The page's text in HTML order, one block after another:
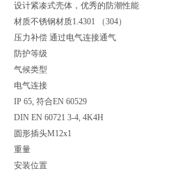
设计紧凑式壳体，优秀的防潮性能
材质不锈钢材质1.4301 （304）
压力补偿 通过电气连接通气
防护等级
气候类型
电气连接
IP 65, 符合EN 60529
DIN EN 60721 3-4, 4K4H
圆形插头M12x1
重量
安装位置